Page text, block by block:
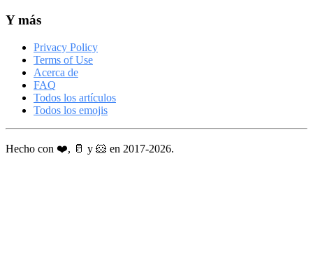
Y más
Privacy Policy
Terms of Use
Acerca de
FAQ
Todos los artículos
Todos los emojis
Hecho con ❤️, 🥛 y 🐹 en 2017-2026.